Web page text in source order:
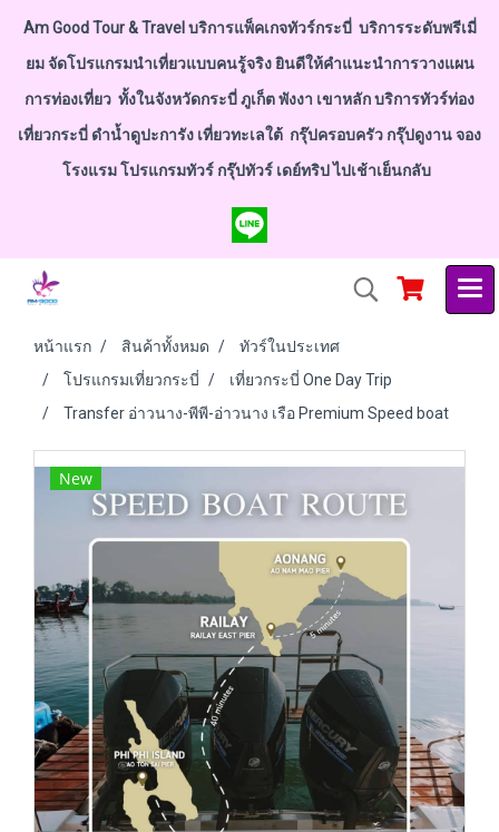
Am Good Tour & Travel บริการแพ็คเกจทัวร์กระบี่ บริการระดับพรีเมี่
ยม จัดโปรแกรมนำเที่ยวแบบคนรู้จริง ยินดีให้คำแนะนำการวางแผน
การท่องเที่ยว ทั้งในจังหวัดกระบี่ ภูเก็ต พังงา เขาหลัก บริการทัวร์ท่อง
เที่ยวกระบี่ ดำน้ำดูปะการัง เที่ยวทะเลใต้ กรุ๊ปครอบครัว กรุ๊ปดูงาน จอง
โรงแรม โปรแกรมทัวร์ กรุ๊ปทัวร์ เดย์ทริป ไปเช้าเย็นกลับ
หน้าแรก สินค้าทั้งหมด
ทัวร์ในประเทศ
โปรแกรมเที่ยวกระบี่
เที่ยวกระบี่ One Day Trip
Transfer อ่าวนาง-พีพี-อ่าวนาง เรือ Premium Speed boat
New